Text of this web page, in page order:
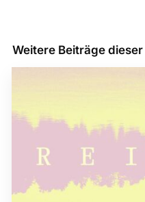
Weitere Beiträge